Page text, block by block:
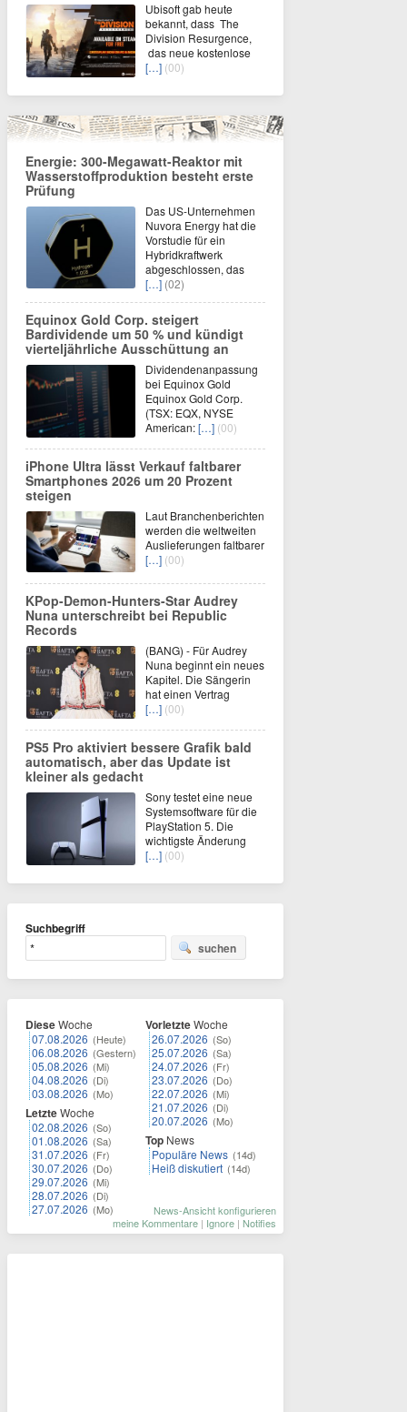
Ubisoft gab heute
bekannt, dass The
Division Resurgence,
das neue kostenlose
[…] (00)
Energie: 300-Megawatt-Reaktor mit
Wasserstoffproduktion besteht erste
Prüfung
Das US-Unternehmen
Nuvora Energy hat die
Vorstudie für ein
Hybridkraftwerk
abgeschlossen, das
[…] (02)
Equinox Gold Corp. steigert
Bardividende um 50 % und kündigt
vierteljährliche Ausschüttung an
Dividendenanpassung
bei Equinox Gold
Equinox Gold Corp.
(TSX: EQX, NYSE
American:[…] (00)
iPhone Ultra lässt Verkauf faltbarer
Smartphones 2026 um 20 Prozent
steigen
Laut Branchenberichten
werden die weltweiten
Auslieferungen faltbarer
[…] (00)
KPop-Demon-Hunters-Star Audrey
Nuna unterschreibt bei Republic
Records
(BANG) - Für Audrey
Nuna beginnt ein neues
Kapitel. Die Sängerin
hat einen Vertrag
[…] (00)
PS5 Pro aktiviert bessere Grafik bald
automatisch, aber das Update ist
kleiner als gedacht
Sony testet eine neue
Systemsoftware für die
PlayStation 5. Die
wichtigste Änderung
[…] (00)
Suchbegriff
suchen
DieseWoche
07.08.2026 (Heute)
06.08.2026 (Gestern)
05.08.2026 (Mi)
04.08.2026 (Di)
03.08.2026 (Mo)
LetzteWoche
02.08.2026 (So)
01.08.2026 (Sa)
31.07.2026 (Fr)
30.07.2026 (Do)
29.07.2026 (Mi)
28.07.2026 (Di)
27.07.2026 (Mo)
VorletzteWoche
26.07.2026 (So)
25.07.2026 (Sa)
24.07.2026 (Fr)
23.07.2026 (Do)
22.07.2026 (Mi)
21.07.2026 (Di)
20.07.2026 (Mo)
Top News
Populäre News (14d)
Heiß diskutiert (14d)
News-Ansicht konfigurieren
meine Kommentare | Ignore | Notifies